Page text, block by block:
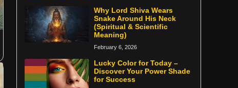
Why Lord Shiva Wears
Snake Around His Neck
(Spiritual & Scientific
Meaning)
February 6, 2026
Lucky Color for Today –
Discover Your Power Shade
for Success